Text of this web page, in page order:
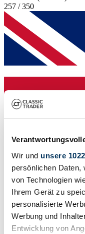
Wir und unsere
persönlichen
von Technologien
Ihrem Gerät zu
personalisierte
Werbung und
Entwicklung von
257 / 350
Concessionnaires